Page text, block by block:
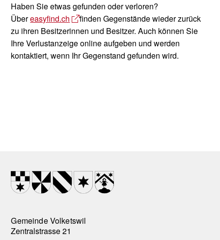
Haben Sie etwas gefunden oder verloren?
Übereasyfind.ch
finden Gegenstände wieder zurück
zu ihren Besitzerinnen und Besitzer. Auch können Sie
Ihre Verlustanzeige online aufgeben und werden
kontaktiert, wenn Ihr Gegenstand gefunden wird.
Footer
Wappen
Gemeinde Volketswil
Zentralstrasse 21